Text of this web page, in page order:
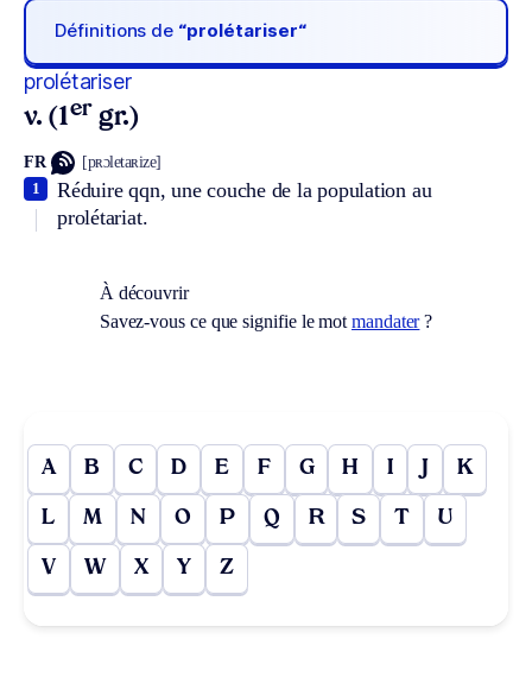
Définitions de “prolétariser“
prolétariser
v. (1er gr.)
FR [pʀɔletaʀize]
Réduire qqn, une couche de la population au
prolétariat.
1
À découvrir
Savez-vous ce que signifie le motmandater?
A B C D E F G H I J K
L M N O P Q R S T U
V W X Y Z